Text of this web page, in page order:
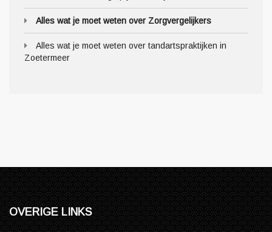
Alles wat je moet weten over Zorgvergelijkers
Alles wat je moet weten over tandartspraktijken in
Zoetermeer
OVERIGE LINKS